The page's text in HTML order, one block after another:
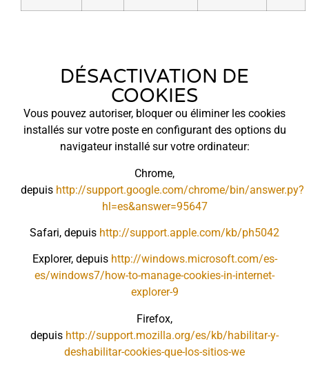
DÉSACTIVATION DE
COOKIES
Vous pouvez autoriser, bloquer ou éliminer les cookies
installés sur votre poste en configurant des options du
navigateur installé sur votre ordinateur:
Chrome,
depuis http://support.google.com/chrome/bin/answer.py?
hl=es&answer=95647
Safari, depuis http://support.apple.com/kb/ph5042
Explorer, depuis http://windows.microsoft.com/es-
es/windows7/how-to-manage-cookies-in-internet-
explorer-9
Firefox,
depuis http://support.mozilla.org/es/kb/habilitar-y-
deshabilitar-cookies-que-los-sitios-we